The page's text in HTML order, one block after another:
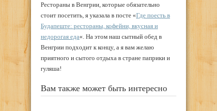
Рестораны в Венгрии, которые обязательно
стоит посетить, я указала в посте «Где поесть в
Будапеште: рестораны, кофейни, вкусная и
недорогая еда«. На этом наш сытный обед в
Венгрии подходит к концу, а я вам желаю
приятного и сытого отдыха в стране паприки и
гуляша!
Вам также может быть интересно